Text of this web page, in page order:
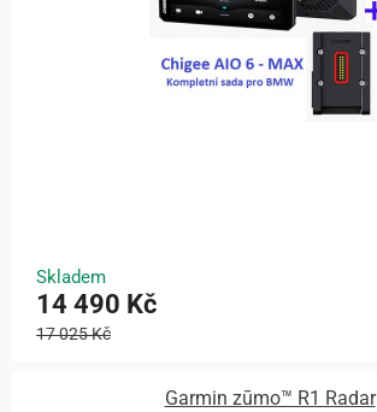
Skladem
14 490 Kč
17 025 Kč
Garmin zūmo™ R1 Radar